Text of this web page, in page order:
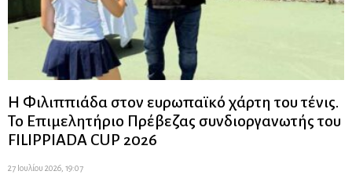
Η Φιλιππιάδα στον ευρωπαϊκό χάρτη του τένις.
Το Επιμελητήριο Πρέβεζας συνδιοργανωτής του
FILIPPIADA CUP 2026
27 Ιουλίου 2026, 19:07